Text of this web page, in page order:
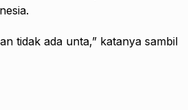
tidak ada unta,” katanya sambil